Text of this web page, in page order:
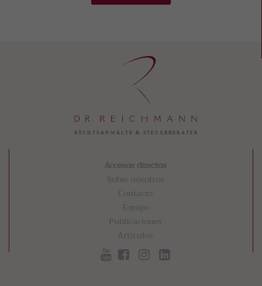
Accesos directos
Sobre nosotros
Contacto
Equipo
Publicaciones
Artículos